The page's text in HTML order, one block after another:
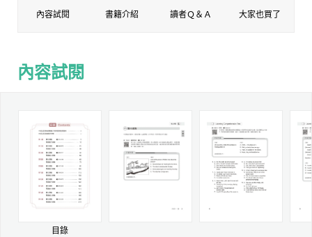
內容試閱 書籍介紹 讀者Ｑ＆Ａ 大家也買了
內容試閱
目錄